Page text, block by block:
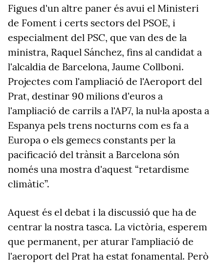
Figues d'un altre paner és avui el Ministeri
de Foment i certs sectors del PSOE, i
especialment del PSC, que van des de la
ministra, Raquel Sánchez, fins al candidat a
l'alcaldia de Barcelona, Jaume Collboni.
Projectes com l'ampliació de l'Aeroport del
Prat, destinar 90 milions d'euros a
l'ampliació de carrils a l'AP7, la nul·la aposta a
Espanya pels trens nocturns com es fa a
Europa o els gemecs constants per la
pacificació del trànsit a Barcelona són
només una mostra d'aquest “retardisme
climàtic”.
Aquest és el debat i la discussió que ha de
centrar la nostra tasca. La victòria, esperem
que permanent, per aturar l'ampliació de
l'aeroport del Prat ha estat fonamental. Però